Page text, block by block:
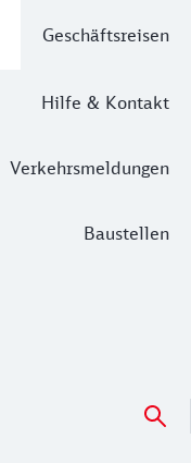
Geschäftsreisen
Hilfe & Kontakt
Verkehrsmeldungen
Baustellen